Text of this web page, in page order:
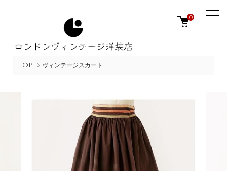
0
TOP ヴィンテージスカート